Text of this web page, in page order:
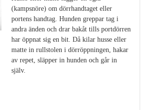
(kampsnöre) om dörrhandtaget eller
portens handtag. Hunden greppar tag i
andra änden och drar bakåt tills portdörren
har öppnat sig en bit. Då kilar husse eller
matte in rullstolen i dörröppningen, hakar
av repet, släpper in hunden och går in
själv.